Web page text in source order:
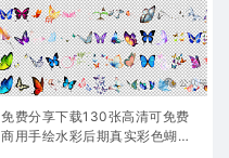
免费分享下载130张高清可免费
商用手绘水彩后期真实彩色蝴蝶P